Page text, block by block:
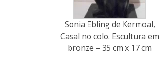
Sonia Ebling de Kermoal,
Casal no colo. Escultura em
bronze – 35 cm x 17 cm